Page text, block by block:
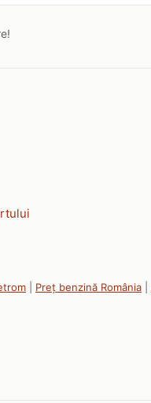
Preț benzină România